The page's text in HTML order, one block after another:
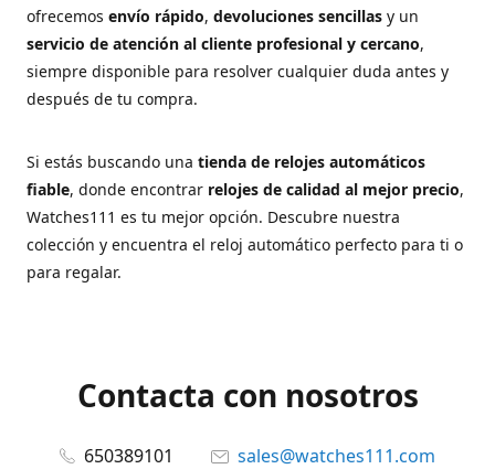
ofrecemos envío rápido, devoluciones sencillas y un
servicio de atención al cliente profesional y cercano,
siempre disponible para resolver cualquier duda antes y
después de tu compra.
Si estás buscando una tienda de relojes automáticos
fiable, donde encontrar relojes de calidad al mejor precio,
Watches111 es tu mejor opción. Descubre nuestra
colección y encuentra el reloj automático perfecto para ti o
para regalar.
Contacta con nosotros
650389101
sales@watches111.com